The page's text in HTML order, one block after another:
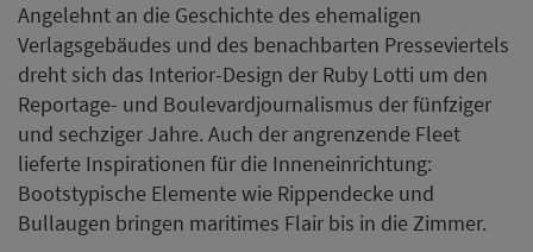
Angelehnt an die Geschichte des ehemaligen
Verlagsgebäudes und des benachbarten Presseviertels
dreht sich das Interior-Design der Ruby Lotti um den
Reportage- und Boulevardjournalismus der fünfziger
und sechziger Jahre. Auch der angrenzende Fleet
lieferte Inspirationen für die Inneneinrichtung:
Bootstypische Elemente wie Rippendecke und
Bullaugen bringen maritimes Flair bis in die Zimmer.